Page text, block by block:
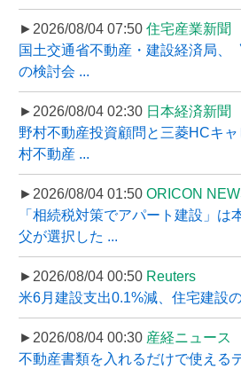
►2026/08/04 07:50 住宅産業新聞
国土交通省不動産・建設経済局、
の検討会 ...
►2026/08/04 02:30 日本経済新聞
野村不動産投資顧問と三菱HCキ
村不動産 ...
►2026/08/04 01:50 ORICON
「相続税対策でアパート建設」
父が選択した ...
►2026/08/04 00:50 Reuters
米6月建設支出0.1%減、住宅建設
►2026/08/04 00:30 産経ニュース
不動産書類を入れるだけで使える